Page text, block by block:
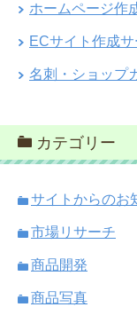
ホームページ作
ECサイト作成サ
名刺・ショップ
カテゴリー
サイトからのお
市場リサーチ
商品開発
商品写真